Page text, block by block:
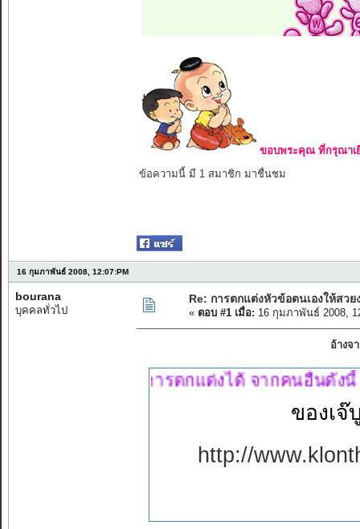
ขอบพระคุณ ที่กรุณาเ
ข้อความนี้ มี 1 สมาชิก มาชื่นชม
16 กุมภาพันธ์ 2008, 12:07:PM
bourana
บุคคลทั่วไป
Re: การตกแต่งหัวข้อตนเองให้สวย
« ตอบ #1 เมื่อ: 16 กุมภาพันธ์ 2008,
อ้างจ
จัดรูปหน้า การตกแต่งได้ จากคนอื่นดังนี้
ของเจ๊
http://